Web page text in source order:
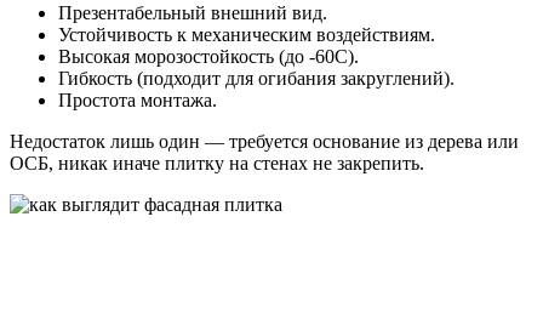
Презентабельный внешний вид.
Устойчивость к механическим воздействиям.
Высокая морозостойкость (до -60С).
Гибкость (подходит для огибания закруглений).
Простота монтажа.
Недостаток лишь один — требуется основание из дерева или
ОСБ, никак иначе плитку на стенах не закрепить.